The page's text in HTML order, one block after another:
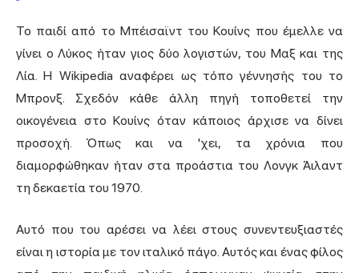
Το παιδί από το Μπέισαϊντ του Κουίνς που έμελλε να
γίνει ο Λύκος ήταν γιος δύο λογιστών, του Μαξ και της
Λία. Η Wikipedia αναφέρει ως τόπο γέννησής του το
Μπρονξ. Σχεδόν κάθε άλλη πηγή τοποθετεί την
οικογένεια στο Κουίνς όταν κάποιος άρχισε να δίνει
προσοχή. Όπως και να 'χει, τα χρόνια που
διαμορφώθηκαν ήταν στα προάστια του Λονγκ Άιλαντ
τη δεκαετία του 1970.
Αυτό που του αρέσει να λέει στους συνεντευξιαστές
είναι η ιστορία με τον ιταλικό πάγο. Αυτός και ένας φίλος